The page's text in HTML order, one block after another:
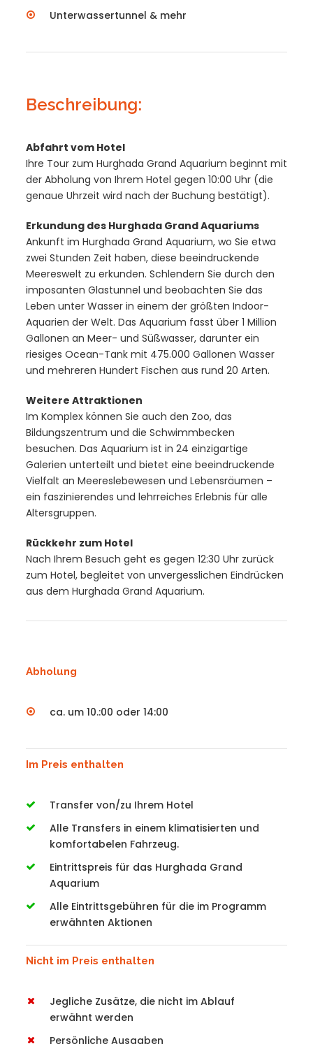
Unterwassertunnel & mehr
Beschreibung:
Abfahrt vom Hotel
Ihre Tour zum Hurghada Grand Aquarium beginnt mit
der Abholung von Ihrem Hotel gegen 10:00 Uhr (die
genaue Uhrzeit wird nach der Buchung bestätigt).
Erkundung des Hurghada Grand Aquariums
Ankunft im Hurghada Grand Aquarium, wo Sie etwa
zwei Stunden Zeit haben, diese beeindruckende
Meereswelt zu erkunden. Schlendern Sie durch den
imposanten Glastunnel und beobachten Sie das
Leben unter Wasser in einem der größten Indoor-
Aquarien der Welt. Das Aquarium fasst über 1 Million
Gallonen an Meer- und Süßwasser, darunter ein
riesiges Ocean-Tank mit 475.000 Gallonen Wasser
und mehreren Hundert Fischen aus rund 20 Arten.
Weitere Attraktionen
Im Komplex können Sie auch den Zoo, das
Bildungszentrum und die Schwimmbecken
besuchen. Das Aquarium ist in 24 einzigartige
Galerien unterteilt und bietet eine beeindruckende
Vielfalt an Meereslebewesen und Lebensräumen –
ein faszinierendes und lehrreiches Erlebnis für alle
Altersgruppen.
Rückkehr zum Hotel
Nach Ihrem Besuch geht es gegen 12:30 Uhr zurück
zum Hotel, begleitet von unvergesslichen Eindrücken
aus dem Hurghada Grand Aquarium.
Abholung
ca. um 10.:00 oder 14:00
Im Preis enthalten
Transfer von/zu Ihrem Hotel
Alle Transfers in einem klimatisierten und
komfortabelen Fahrzeug.
Eintrittspreis für das Hurghada Grand
Aquarium
Alle Eintrittsgebühren für die im Programm
erwähnten Aktionen
Nicht im Preis enthalten
Jegliche Zusätze, die nicht im Ablauf
erwähnt werden
Persönliche Ausgaben